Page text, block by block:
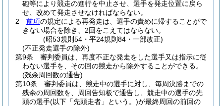
砲等により競走の進行を中止させ、選手を発走位置に戻ら
せ、改めて発走させなければならない。
2
前項の規定による再発走は、選手の責めに帰することがで
きない場合を除き、2回をこえてはならない。
(昭53規則54・平24規則84・一部改正)
(不正発走選手の除外)
第9条
審判委員は、再度不正な発走をした選手又は指示に従
わない選手を、その回の競走から除外することができる。
(残余周回数の通告)
第10条
審判委員は、競走中の選手に対し、毎周決勝までの
残余の周回数を、周回告知板で通告し、競走中の選手の先
頭の選手(以下「先頭走者」という。)が最終周回の前回の